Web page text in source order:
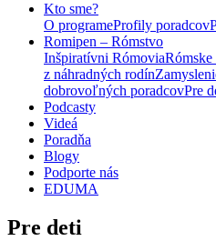
Kto sme?
O programeProfily poradcov
Romipen – Rómstvo
Inšpiratívni RómoviaRómske
z náhradných rodín
dobrovoľných poradcovPre
Podcasty
Videá
Poradňa
Blogy
Podporte nás
EDUMA
Pre deti